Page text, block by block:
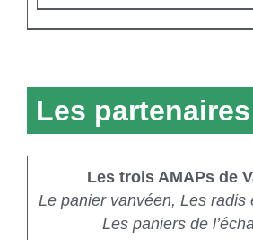
Les partenaires
Les trois AMAPs de
Le panier vanvéen, Les radis
Les paniers de